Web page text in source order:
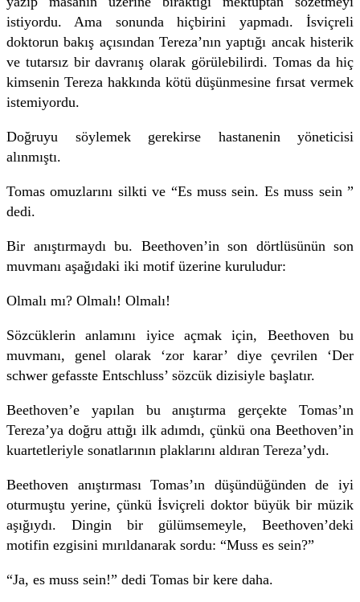
istiyordu. Ama sonunda hiçbirini yapmadı. İsviçreli
doktorun bakış açısından Tereza’nın yaptığı ancak histerik
ve tutarsız bir davranış olarak görülebilirdi. Tomas da hiç
kimsenin Tereza hakkında kötü düşünmesine fırsat vermek
istemiyordu.
Doğruyu söylemek gerekirse hastanenin yöneticisi
alınmıştı.
Tomas omuzlarını silkti ve “Es muss sein. Es muss sein ”
dedi.
Bir anıştırmaydı bu. Beethoven’in son dörtlüsünün son
muvmanı aşağıdaki iki motif üzerine kuruludur:
Olmalı mı? Olmalı! Olmalı!
Sözcüklerin anlamını iyice açmak için, Beethoven bu
muvmanı, genel olarak ‘zor karar’ diye çevrilen ‘Der
schwer gefasste Entschluss’ sözcük dizisiyle başlatır.
Beethoven’e yapılan bu anıştırma gerçekte Tomas’ın
Tereza’ya doğru attığı ilk adımdı, çünkü ona Beethoven’in
kuartetleriyle sonatlarının plaklarını aldıran Tereza’ydı.
Beethoven anıştırması Tomas’ın düşündüğünden de iyi
oturmuştu yerine, çünkü İsviçreli doktor büyük bir müzik
aşığıydı. Dingin bir gülümsemeyle, Beethoven’deki
motifin ezgisini mırıldanarak sordu: “Muss es sein?”
“Ja, es muss sein!” dedi Tomas bir kere daha.